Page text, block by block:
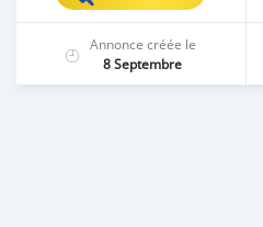
Annonce créée le
8 Septembre